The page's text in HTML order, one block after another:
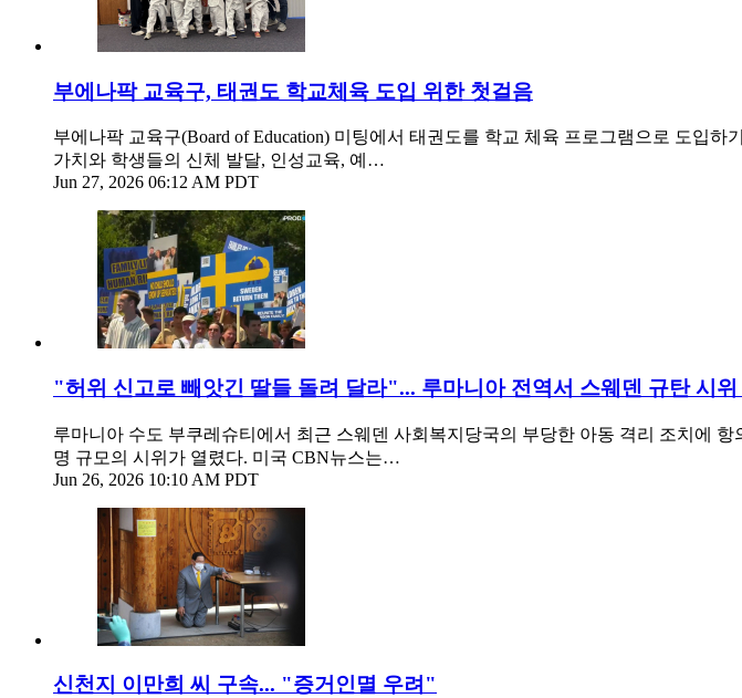
부에나팍 교육구, 태권도 학교체육 도입 위한 첫걸음
부에나팍 교육구(Board of Education) 미팅에서 태권도를 학교 체육 프로그램으로 도입
가치와 학생들의 신체 발달, 인성교육, 예…
Jun 27, 2026 06:12 AM PDT
"허위 신고로 빼앗긴 딸들 돌려 달라"... 루마니아 전역서 스웨덴 규탄 시위
루마니아 수도 부쿠레슈티에서 최근 스웨덴 사회복지당국의 부당한 아동 격리 조치에
명 규모의 시위가 열렸다. 미국 CBN뉴스는…
Jun 26, 2026 10:10 AM PDT
신천지 이만희 씨 구속... "증거인멸 우려"